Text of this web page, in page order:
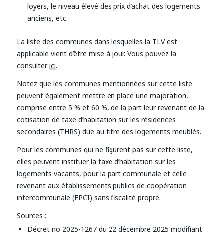
loyers, le niveau élevé des prix d’achat des logements
anciens, etc.
La liste des communes dans lesquelles la TLV est
applicable vient d’être mise à jour. Vous pouvez la
consulterici.
Notez que les communes mentionnées sur cette liste
peuvent également mettre en place une majoration,
comprise entre 5 % et 60 %, de la part leur revenant de la
cotisation de taxe d’habitation sur les résidences
secondaires (THRS) due au titre des logements meublés.
Pour les communes qui ne figurent pas sur cette liste,
elles peuvent instituer la taxe d’habitation sur les
logements vacants, pour la part communale et celle
revenant aux établissements publics de coopération
intercommunale (EPCI) sans fiscalité propre.
Sources :
Décret no 2025-1267 du 22 décembre 2025 modifiant